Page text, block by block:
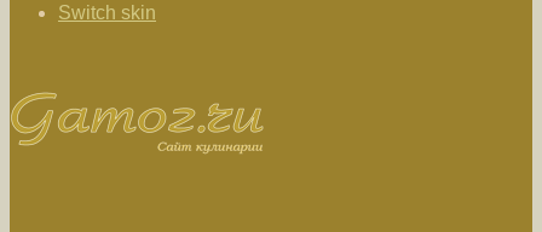
Switch skin